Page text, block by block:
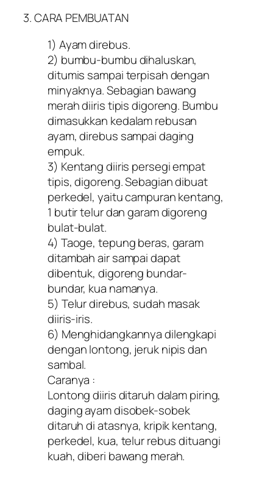
3. CARA PEMBUATAN
1) Ayam direbus.
2) bumbu-bumbu dihaluskan,
ditumis sampai terpisah dengan
minyaknya. Sebagian bawang
merah diiris tipis digoreng. Bumbu
dimasukkan kedalam rebusan
ayam, direbus sampai daging
empuk.
3) Kentang diiris persegi empat
tipis, digoreng. Sebagian dibuat
perkedel, yaitu campuran kentang,
1 butir telur dan garam digoreng
bulat-bulat.
4) Taoge, tepung beras, garam
ditambah air sampai dapat
dibentuk, digoreng bundar-
bundar, kua namanya.
5) Telur direbus, sudah masak
diiris-iris.
6) Menghidangkannya dilengkapi
dengan lontong, jeruk nipis dan
sambal.
Caranya :
Lontong diiris ditaruh dalam piring,
daging ayam disobek-sobek
ditaruh di atasnya, kripik kentang,
perkedel, kua, telur rebus dituangi
kuah, diberi bawang merah.